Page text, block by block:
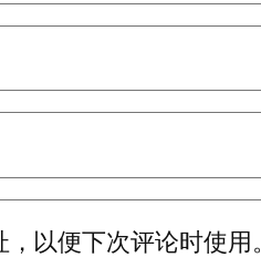
以便下次评论时使用。